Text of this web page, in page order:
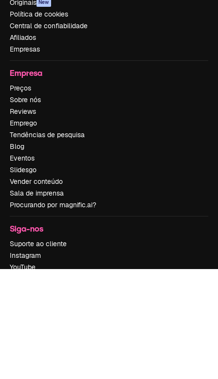
Originais New
Política de cookies
Central de confiabilidade
Afiliados
Empresas
Empresa
Preços
Sobre nós
Reviews
Emprego
Tendências de pesquisa
Blog
Eventos
Slidesgo
Vender conteúdo
Sala de imprensa
Procurando por magnific.ai?
Siga-nos
Suporte ao cliente
Instagram
YouTube